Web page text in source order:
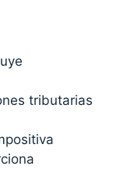
tributarias